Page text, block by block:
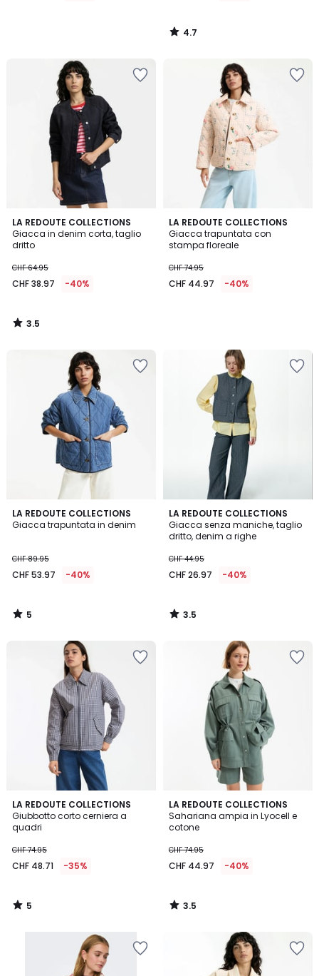
4.7
/
LA REDOUTE COLLECTIONS
Giacca in denim corta, taglio
dritto
CHF 64.95
CHF 38.97 -40%
3.5
/ 5
3.5
/
LA REDOUTE COLLECTIONS
Giacca trapuntata con
stampa floreale
CHF 74.95
CHF 44.97 -40%
LA REDOUTE COLLECTIONS
Giacca trapuntata in denim
CHF 89.95
CHF 53.97 -40%
5
/
5
/
LA REDOUTE COLLECTIONS
Giacca senza maniche, taglio
dritto, denim a righe
CHF 44.95
CHF 26.97 -40%
3.5
/ 5
3.5
/
LA REDOUTE COLLECTIONS
Giubbotto corto cerniera a
quadri
CHF 74.95
CHF 48.71 -35%
5
/
5
5
/
LA REDOUTE COLLECTIONS
Sahariana ampia in Lyocell e
cotone
CHF 74.95
CHF 44.97 -40%
3.5
/ 5
3.5
/